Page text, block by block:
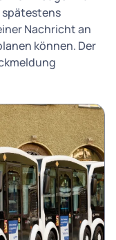
Nachricht an
können. Der